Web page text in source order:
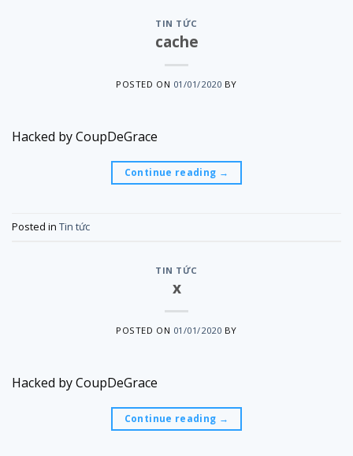
TIN TỨC
cache
POSTED ON 01/01/2020 BY
Hacked by CoupDeGrace
Continue reading →
Posted in Tin tức
TIN TỨC
x
POSTED ON 01/01/2020 BY
Hacked by CoupDeGrace
Continue reading →